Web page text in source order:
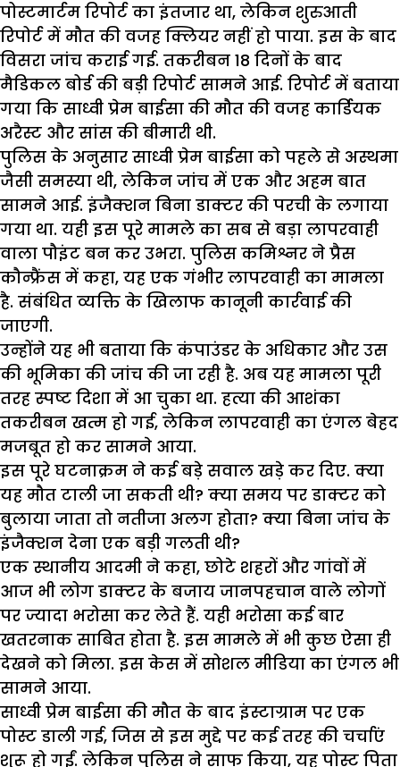
पोस्टमार्टम रिपोर्ट का इंतजार था, लेकिन शुरुआती
रिपोर्ट में मौत की वजह क्लियर नहीं हो पाया. इस के बाद
विसरा जांच कराई गई. तकरीबन 18 दिनों के बाद
मैडिकल बोर्ड की बड़ी रिपोर्ट सामने आई. रिपोर्ट में बताया
गया कि साध्वी प्रेम बाईसा की मौत की वजह कार्डियक
अरैस्ट और सांस की बीमारी थी.
पुलिस के अनुसार साध्वी प्रेम बाईसा को पहले से अस्थमा
जैसी समस्या थी, लेकिन जांच में एक और अहम बात
सामने आई. इंजैक्शन बिना डाक्टर की परची के लगाया
गया था. यही इस पूरे मामले का सब से बड़ा लापरवाही
वाला पौइंट बन कर उभरा. पुलिस कमिश्नर ने प्रैस
कौन्फ्रैंस में कहा, यह एक गंभीर लापरवाही का मामला
है. संबंधित व्यक्ति के खिलाफ कानूनी कार्रवाई की
जाएगी.
उन्होंने यह भी बताया कि कंपाउंडर के अधिकार और उस
की भूमिका की जांच की जा रही है. अब यह मामला पूरी
तरह स्पष्ट दिशा में आ चुका था. हत्या की आशंका
तकरीबन खत्म हो गई, लेकिन लापरवाही का एंगल बेहद
मजबूत हो कर सामने आया.
इस पूरे घटनाक्रम ने कई बड़े सवाल खड़े कर दिए. क्या
यह मौत टाली जा सकती थी? क्या समय पर डाक्टर को
बुलाया जाता तो नतीजा अलग होता? क्या बिना जांच के
इंजैक्शन देना एक बड़ी गलती थी?
एक स्थानीय आदमी ने कहा, छोटे शहरों और गांवों में
आज भी लोग डाक्टर के बजाय जानपहचान वाले लोगों
पर ज्यादा भरोसा कर लेते हैं. यही भरोसा कई बार
खतरनाक साबित होता है. इस मामले में भी कुछ ऐसा ही
देखने को मिला. इस केस में सोशल मीडिया का एंगल भी
सामने आया.
साध्वी प्रेम बाईसा की मौत के बाद इंस्टाग्राम पर एक
पोस्ट डाली गई, जिस से इस मुद्दे पर कई तरह की चर्चाएं
शुरू हो गईं. लेकिन पुलिस ने साफ किया, यह पोस्ट पिता